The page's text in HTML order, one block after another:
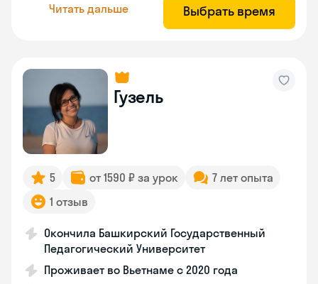
Читать дальше Выбрать время
Гузель
5 от 1590 ₽ за урок
7 лет опыта
1 отзыв
Окончила Башкирский Государственный
Педагогический Университет
Проживает во Вьетнаме с 2020 года